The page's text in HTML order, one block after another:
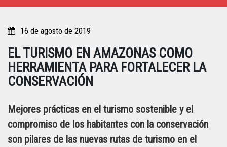
16 de agosto de 2019
EL TURISMO EN AMAZONAS COMO
HERRAMIENTA PARA FORTALECER LA
CONSERVACIÓN
Mejores prácticas en el turismo sostenible y el
compromiso de los habitantes con la conservación
son pilares de las nuevas rutas de turismo en el